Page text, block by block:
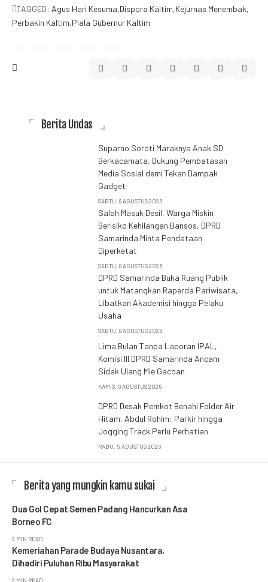
TAGGED: Agus Hari Kesuma Dispora Kaltim Kejurnas Menembak
Perbakin Kaltim Piala Gubernur Kaltim
Berita Undas
Suparno Soroti Maraknya Anak SD
Berkacamata, Dukung Pembatasan
Media Sosial demi Tekan Dampak
Gadget
SABTU, 8 AGUSTUS 2026
Salah Masuk Desil, Warga Miskin
Berisiko Kehilangan Bansos, DPRD
Samarinda Minta Pendataan
Diperketat
SABTU, 8 AGUSTUS 2026
DPRD Samarinda Buka Ruang Publik
untuk Matangkan Raperda Pariwisata,
Libatkan Akademisi hingga Pelaku
Usaha
SABTU, 8 AGUSTUS 2026
Lima Bulan Tanpa Laporan IPAL,
Komisi III DPRD Samarinda Ancam
Sidak Ulang Mie Gacoan
KAMIS, 6 AGUSTUS 2026
DPRD Desak Pemkot Benahi Folder Air
Hitam, Abdul Rohim: Parkir hingga
Jogging Track Perlu Perhatian
RABU, 5 AGUSTUS 2026
Berita yang mungkin kamu sukai
Dua Gol Cepat Semen Padang Hancurkan Asa
Borneo FC
2 MIN READ
Kemeriahan Parade Budaya Nusantara,
Dihadiri Puluhan Ribu Masyarakat
2 MIN READ